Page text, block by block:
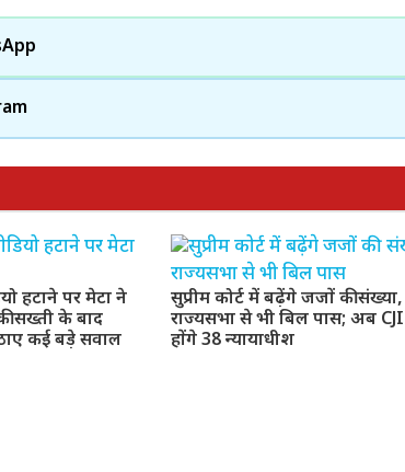
हटाने पर मेटा ने
सख्ती के बाद
कई बड़े सवाल
सुप्रीम कोर्ट में बढ़ेंगे जजों की संख्या,
राज्यसभा से भी बिल पास; अब
होंगे 38 न्यायाधीश